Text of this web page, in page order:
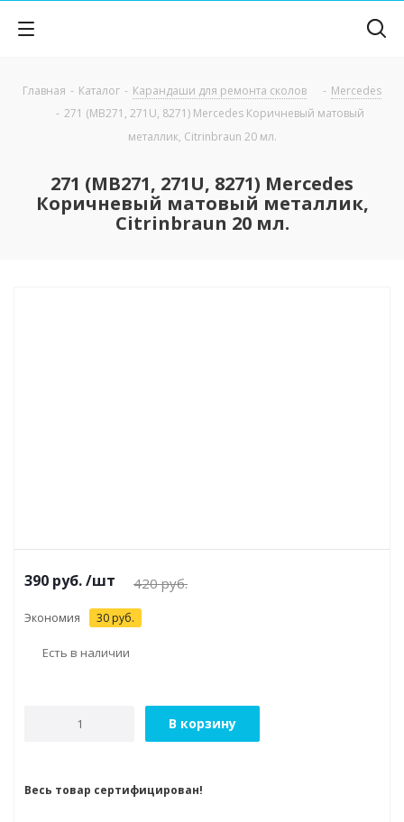
Главная - Каталог - Карандаши для ремонта сколов - Mercedes
- 271 (MB271, 271U, 8271) Mercedes Коричневый матовый
металлик, Citrinbraun 20 мл.
271 (MB271, 271U, 8271) Mercedes
Коричневый матовый металлик,
Citrinbraun 20 мл.
390 руб./шт 420руб.
Экономия 30 руб.
Есть в наличии
В корзину
Весь товар сертифицирован!